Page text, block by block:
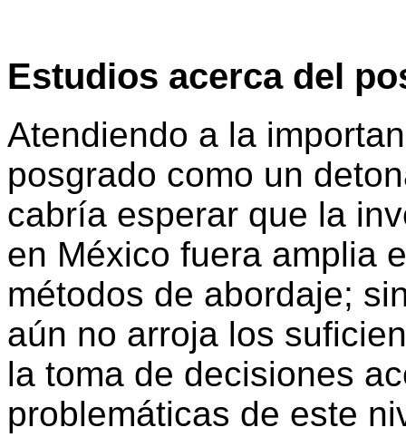
Estudios acerca del
Atendiendo a la
posgrado como un
cabría esperar que la
en México fuera amplia
métodos de abordaje;
aún no arroja los
la toma de decisiones
problemáticas de este